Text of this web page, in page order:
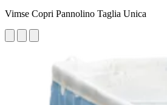
Vimse Copri Pannolino Taglia Unica